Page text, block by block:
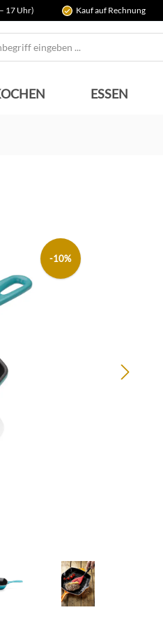
17 Uhr) Kauf auf Rechnung
ESSEN
-10%